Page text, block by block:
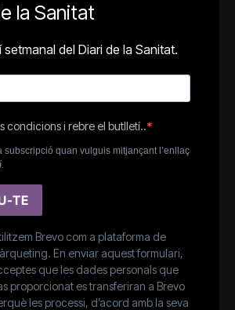
la Sanitat
setmanal del Diari de la Sanitat.
condicions i rebre el butlletí..
subscripció quan vulguis mitjançant l’enllaç
TE
Brevo com a plataforma de
En enviar aquest formulari,
que les dades personals que
proporcionat es transferiran a Brevo
les processi, d’acord amb la seva